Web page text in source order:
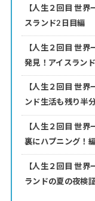
【人生２回目 世
スランド2日目編
【人生２回目 世
発見！アイスラン
【人生２回目 世
ンド生活も残り半
【人生２回目 世
裏にハプニング！
【人生２回目 世
ランドの夏の夜検